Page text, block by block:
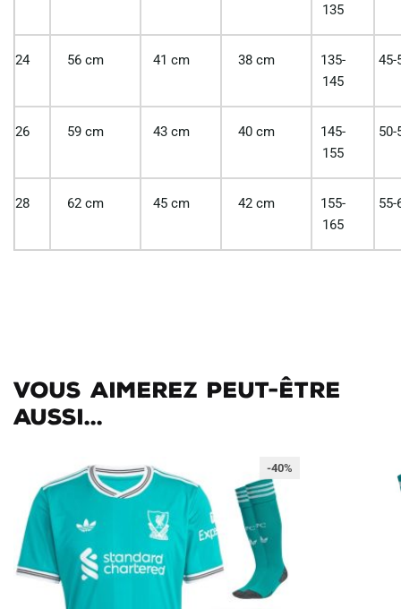
135
24 56 cm 41 cm 38 cm
135-
145
45-
26 59 cm 43 cm 40 cm
145-
155
50-
28 62 cm 45 cm 42 cm
155-
165
55-
Vous aimerez peut-être
aussi...
-40%